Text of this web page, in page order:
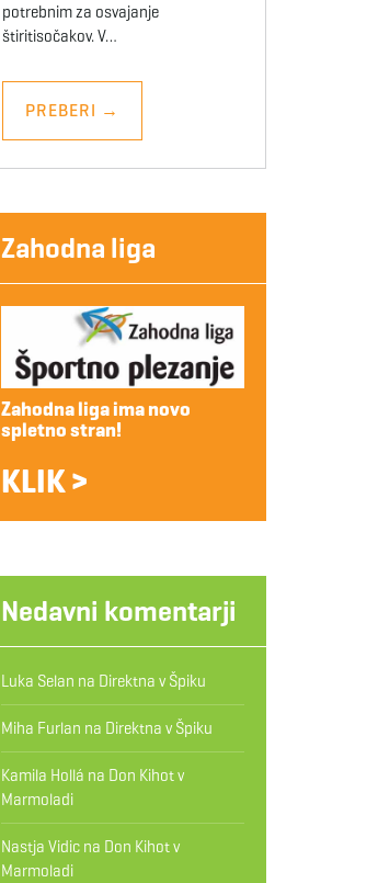
potrebnim za osvajanje
štiritisočakov. V…
PREBERI →
Zahodna liga
Zahodna liga ima novo
spletno stran!
KLIK >
Nedavni komentarji
Luka Selan na Direktna v Špiku
Miha Furlan na Direktna v Špiku
Kamila Hollá na Don Kihot v
Marmoladi
Nastja Vidicna Don Kihot v
Marmoladi